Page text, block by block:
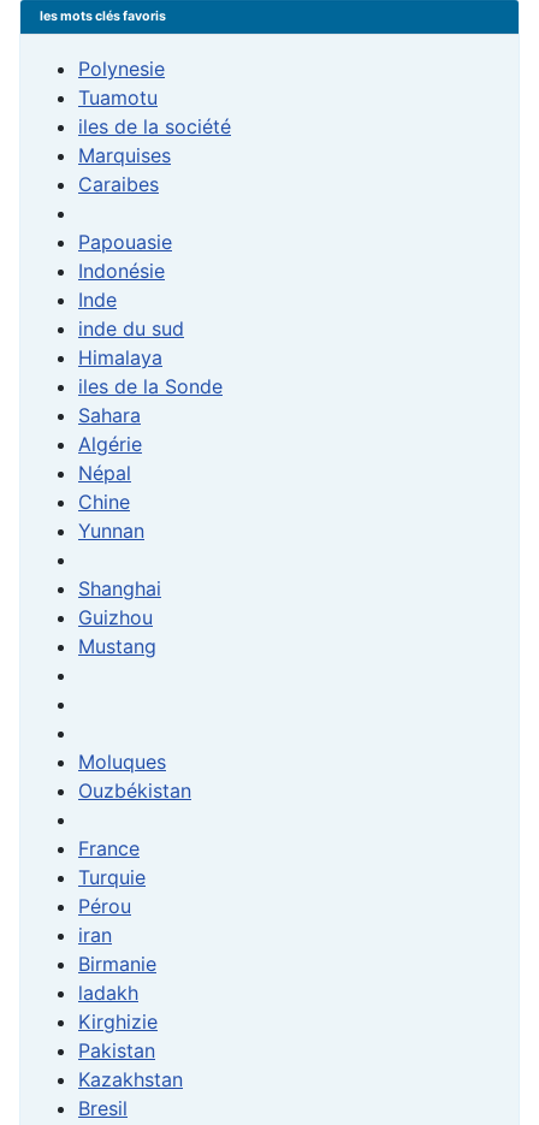
les mots clés favoris
Polynesie
Tuamotu
iles de la société
Marquises
Caraibes
Papouasie
Indonésie
Inde
inde du sud
Himalaya
iles de la Sonde
Sahara
Algérie
Népal
Chine
Yunnan
Shanghai
Guizhou
Mustang
Moluques
Ouzbékistan
France
Turquie
Pérou
iran
Birmanie
ladakh
Kirghizie
Pakistan
Kazakhstan
Bresil